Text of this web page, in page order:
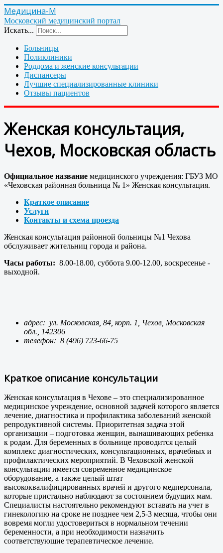
Медицина-М
Московский медицинский портал
Искать...
Больницы
Поликлиники
Роддома и женские консультации
Диспансеры
Лучшие специализированные клиники
Отзывы пациентов
Женская консультация,
Чехов, Московская область
Официальное название медицинского учреждения: ГБУЗ МО
«Чеховская районная больница № 1» Женская консультация.
Краткое описание
Услуги
Контакты и схема проезда
Женская консультация районной больницы №1 Чехова
обслуживает жительниц города и района.
Часы работы: 8.00-18.00, суббота 9.00-12.00, воскресенье -
выходной.
адрес: ул. Московская, 84, корп. 1, Чехов, Московская
обл., 142306
телефон: 8 (496) 723-66-75
Краткое описание консультации
Женская консультация в Чехове – это специализированное
медицинское учреждение, основной задачей которого является
лечение, диагностика и профилактика заболеваний женской
репродуктивной системы. Приоритетная задача этой
организации – подготовка женщин, вынашивающих ребенка
к родам. Для беременных в больнице проводится целый
комплекс диагностических, консультационных, врачебных и
профилактических мероприятий. В Чеховской женской
консультации имеется современное медицинское
оборудование, а также целый штат
высококвалифицированных врачей и другого медперсонала,
которые пристально наблюдают за состоянием будущих мам.
Специалисты настоятельно рекомендуют вставать на учет в
гинекологию на сроке не позднее чем 2,5-3 месяца, чтобы они
вовремя могли удостовериться в нормальном течении
беременности, а при необходимости назначить
соответствующие терапевтическое лечение.